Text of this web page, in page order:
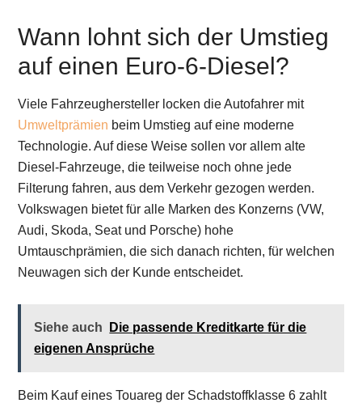
Wann lohnt sich der Umstieg
auf einen Euro-6-Diesel?
Viele Fahrzeughersteller locken die Autofahrer mit
Umweltprämien beim Umstieg auf eine moderne
Technologie. Auf diese Weise sollen vor allem alte
Diesel-Fahrzeuge, die teilweise noch ohne jede
Filterung fahren, aus dem Verkehr gezogen werden.
Volkswagen bietet für alle Marken des Konzerns (VW,
Audi, Skoda, Seat und Porsche) hohe
Umtauschprämien, die sich danach richten, für welchen
Neuwagen sich der Kunde entscheidet.
Siehe auch
Die passende Kreditkarte für die
eigenen Ansprüche
Beim Kauf eines Touareg der Schadstoffklasse 6 zahlt